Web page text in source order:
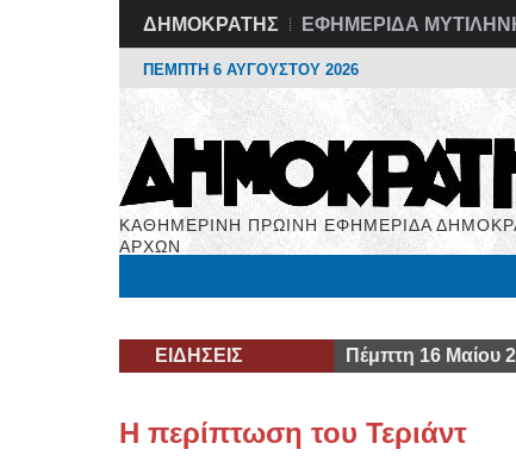
ΔΗΜΟΚΡΑΤΗΣ ΕΦΗΜΕΡΙΔΑ
ΠΕΜΠΤΗ 6 ΑΥΓΟΥΣΤΟΥ 2026
ΚΑΘΗΜΕΡΙΝΗ ΠΡΩΙΝΗ ΕΦΗΜΕΡΙΔΑ
ΑΡΧΩΝ
ΕΙΔΗΣΕΙΣ Πέμπτη 16 Μαίου
Η περίπτωση του Τεριάντ